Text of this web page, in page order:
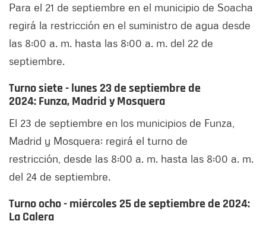
Para el 21 de septiembre en el municipio de Soacha
regirá la restricción en el suministro de agua desde
las 8:00 a. m. hasta las 8:00 a. m. del 22 de
septiembre.
Turno siete - lunes 23 de septiembre de
2024:Funza, Madrid y Mosquera
El 23 de septiembre en los municipios de Funza,
Madrid y Mosquera; regirá el turno de
restricción, desde las 8:00 a. m. hasta las 8:00 a. m.
del 24 de septiembre.
Turno ocho - miércoles 25 de septiembre de 2024:
La Calera